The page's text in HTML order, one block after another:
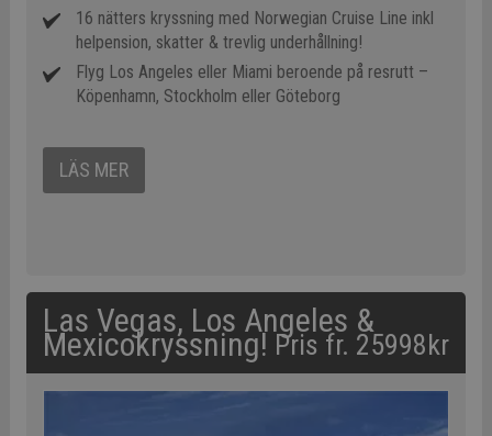
16 nätters kryssning med Norwegian Cruise Line inkl
helpension, skatter & trevlig underhållning!
Flyg Los Angeles eller Miami beroende på resrutt –
Köpenhamn, Stockholm eller Göteborg
LÄS MER
Las Vegas, Los Angeles &
Mexicokryssning! Pris fr. 25998kr